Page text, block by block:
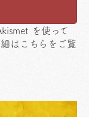
を使って
はこちらをご覧